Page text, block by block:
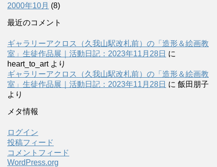
2000年10月 (8)
最近のコメント
ギャラリーアクロス（久我山駅改札前）の「造形＆絵画教
室」生徒作品展｜活動日記：2023年11月28日 に
heart_to_artより
ギャラリーアクロス（久我山駅改札前）の「造形＆絵画教
室」生徒作品展｜活動日記：2023年11月28日 に 飯田朋子
より
メタ情報
ログイン
投稿フィード
コメントフィード
WordPress.org